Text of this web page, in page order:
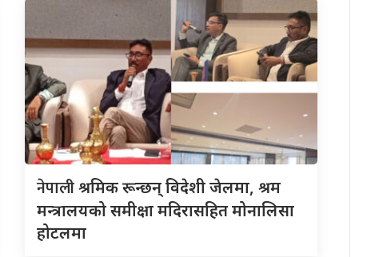
नेपालीश्रमिक रून्छन् विदेशी जेलमा, श्रम
मन्त्रालयको समीक्षा मदिरासहित मोनालिसा
होटलमा